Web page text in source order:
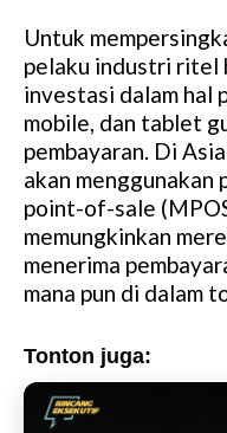
Untuk
pelaku industri ritel
investasi dalam hal
mobile, dan tablet
pembayaran. Di
akan
point-of-sale
memungkinkan
menerima
mana pun di dalam
Tonton juga: